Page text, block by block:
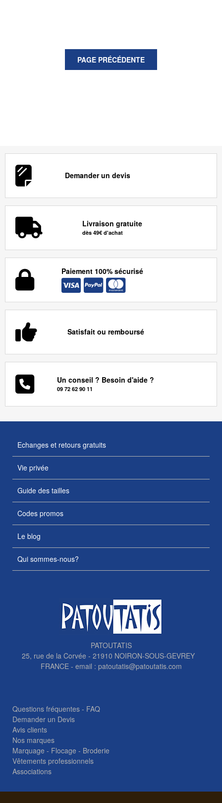
Demander un devis
Livraison gratuite
dès 49€ d'achat
Paiement 100% sécurisé
Satisfait ou remboursé
Un conseil ? Besoin d'aide ?
09 72 62 90 11
Echanges et retours gratuits
Vie privée
Guide des tailles
Codes promos
Le blog
Qui sommes-nous?
PATOUTATIS
25, rue de la Corvée - 21910 NOIRON-SOUS-GEVREY
FRANCE - email : patoutatis@patoutatis.com
Questions fréquentes - FAQ
Demander un Devis
Avis clients
Nos marques
Marquage - Flocage - Broderie
Vêtements professionnels
Associations